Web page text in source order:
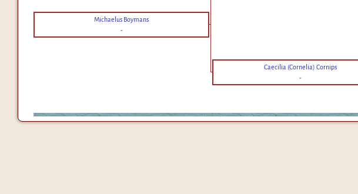
Michaelus Boymans
-
Caecilia (Cornelia) Cornips
-